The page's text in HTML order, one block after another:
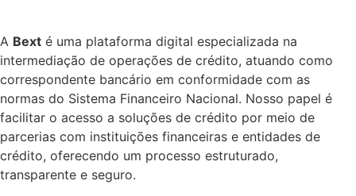
A Bext é uma plataforma digital especializada na
intermediação de operações de crédito, atuando como
correspondente bancário em conformidade com as
normas do Sistema Financeiro Nacional. Nosso papel é
facilitar o acesso a soluções de crédito por meio de
parcerias com instituições financeiras e entidades de
crédito, oferecendo um processo estruturado,
transparente e seguro.